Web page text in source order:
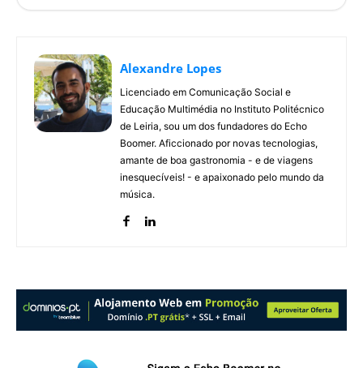
Alexandre Lopes
Licenciado em Comunicação Social e
Educação Multimédia no Instituto Politécnico
de Leiria, sou um dos fundadores do Echo
Boomer. Aficcionado por novas tecnologias,
amante de boa gastronomia - e de viagens
inesquecíveis! - e apaixonado pelo mundo da
música.